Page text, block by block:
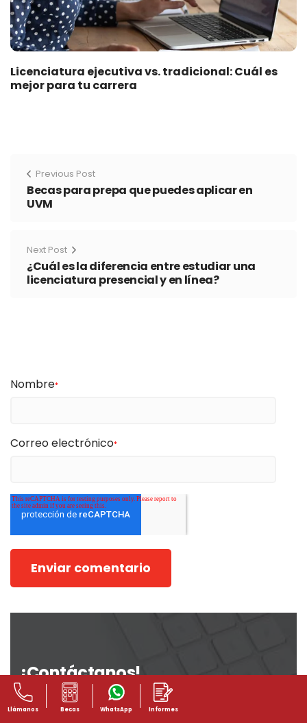
Licenciatura ejecutiva vs. tradicional: Cuál es
mejor para tu carrera
Previous Post
Becas para prepa que puedes aplicar en
UVM
Next Post
¿Cuál es la diferencia entre estudiar una
licenciatura presencial y en línea?
Nombre*
Correo electrónico*
Llámanos Becas WhatsApp Informes
¡Contáctanos!
Nombre(s)